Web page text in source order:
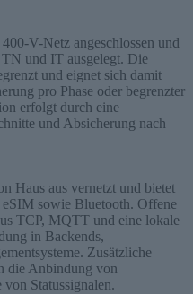
V-Netz angeschlossen und
und IT ausgelegt. Die
und eignet sich damit
pro Phase oder begrenzter
erfolgt durch eine
und Absicherung nach
Haus aus vernetzt und bietet
sowie Bluetooth. Offene
TCP, MQTT und eine lokale
in Backends,
Zusätzliche
die Anbindung von
von Statussignalen.